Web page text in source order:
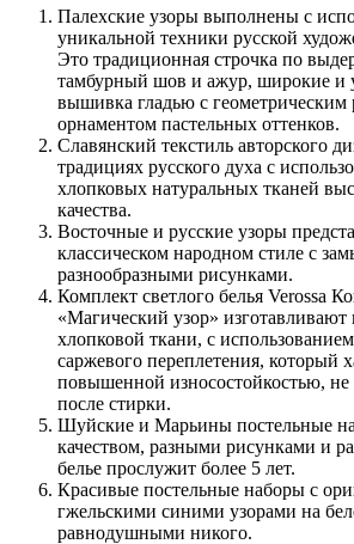
Палехские узоры выполнены с
уникальной техники русской
Это традиционная строчка по
тамбурный шов и ажур, широкие и
вышивка гладью с геометрическим
орнаментом пастельных оттенков.
Славянский текстиль авторского
традициях русского духа с
хлопковых натуральных тканей
качества.
Восточные и русские узоры
классическом народном стиле с
разнообразными рисунками.
Комплект светлого белья Verossa
«Магический узор» изготавливают
хлопковой ткани, с
саржевого переплетения, который
повышенной износостойкостью, не
после стирки.
Шуйские и Марьины постельные
качеством, разными рисунками и
белье прослужит более 5 лет.
Красивые постельные наборы с
гжельскими синими узорами на
равнодушными никого.